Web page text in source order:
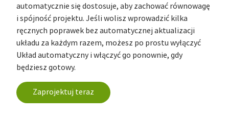
automatycznie się dostosuje, aby zachować równowagę
i spójność projektu. Jeśli wolisz wprowadzić kilka
ręcznych poprawek bez automatycznej aktualizacji
układu za każdym razem, możesz po prostu wyłączyć
Układ automatyczny i włączyć go ponownie, gdy
będziesz gotowy.
Zaprojektuj teraz